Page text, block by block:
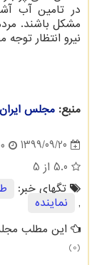
در تامین آب
مشکل باشند.
نیرو انتظار
منبع: مجلس
1399/09/20
5.0 از 5
تگهای خبر:
,
نماینده
این مطلب
(0)